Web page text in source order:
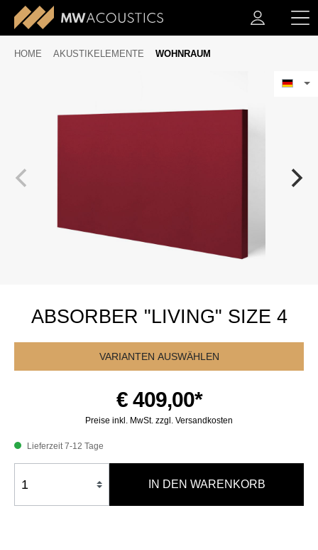
HOME AKUSTIKELEMENTE WOHNRAUM
ABSORBER "LIVING" SIZE 4
VARIANTEN AUSWÄHLEN
€ 409,00*
Preise inkl. MwSt. zzgl. Versandkosten
Lieferzeit 7-12 Tage
IN DEN WARENKORB